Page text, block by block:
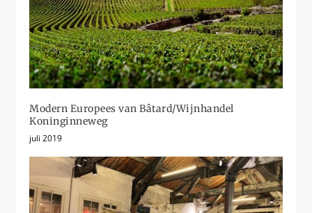
Modern Europees van Bâtard/Wijnhandel
Koninginneweg
juli 2019